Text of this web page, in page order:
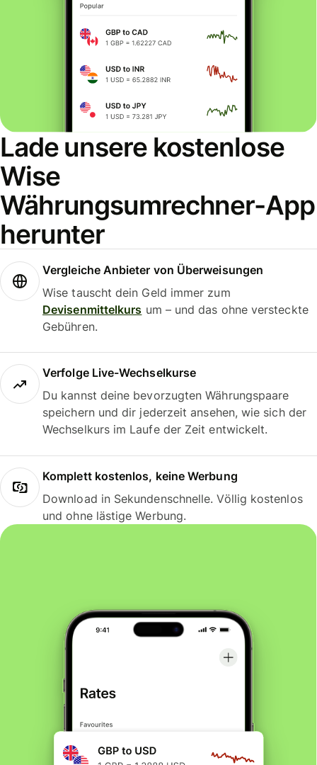
Lade unsere kostenlose
Wise
Währungsumrechner-App
herunter
Vergleiche Anbieter von Überweisungen
Wise tauscht dein Geld immer zum
Devisenmittelkurs um – und das ohne versteckte
Gebühren.
Verfolge Live-Wechselkurse
Du kannst deine bevorzugten Währungspaare
speichern und dir jederzeit ansehen, wie sich der
Wechselkurs im Laufe der Zeit entwickelt.
Komplett kostenlos, keine Werbung
Download in Sekundenschnelle. Völlig kostenlos
und ohne lästige Werbung.